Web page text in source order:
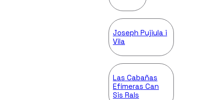
Joseph Pujiula i
Vila
Las Cabañas
Efímeras Can
Sis Rals